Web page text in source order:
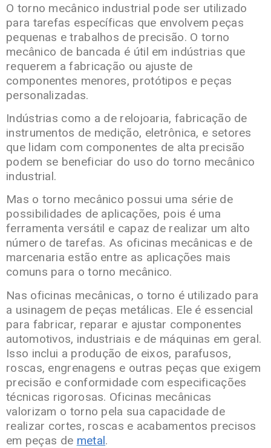
O torno mecânico industrial pode ser utilizado
para tarefas específicas que envolvem peças
pequenas e trabalhos de precisão. O torno
mecânico de bancada é útil em indústrias que
requerem a fabricação ou ajuste de
componentes menores, protótipos e peças
personalizadas.
Indústrias como a de relojoaria, fabricação de
instrumentos de medição, eletrônica, e setores
que lidam com componentes de alta precisão
podem se beneficiar do uso do torno mecânico
industrial.
Mas o torno mecânico possui uma série de
possibilidades de aplicações, pois é uma
ferramenta versátil e capaz de realizar um alto
número de tarefas. As oficinas mecânicas e de
marcenaria estão entre as aplicações mais
comuns para o torno mecânico.
Nas oficinas mecânicas, o torno é utilizado para
a usinagem de peças metálicas. Ele é essencial
para fabricar, reparar e ajustar componentes
automotivos, industriais e de máquinas em geral.
Isso inclui a produção de eixos, parafusos,
roscas, engrenagens e outras peças que exigem
precisão e conformidade com especificações
técnicas rigorosas. Oficinas mecânicas
valorizam o torno pela sua capacidade de
realizar cortes, roscas e acabamentos precisos
em peças de metal.